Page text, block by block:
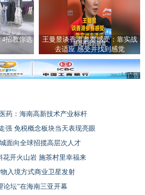
招教你选
王曼昱谈香港参赛感受：靠实战
去适应 感受并找到感觉
广告
药：海南高新技术产业标杆
强 免税概念板块当天表现亮眼
面向全球招揽高层次人才
花开火山岩 施茶村里幸福来
入境方式商业卫星发射
论坛”在海南三亚开幕